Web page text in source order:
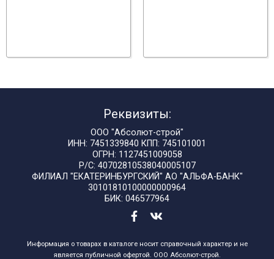
Реквизиты:
ООО "Абсолют-строй"
ИНН: 7451339840 КПП: 745101001
ОГРН: 1127451009058
Р/С: 40702810538040005107
ФИЛИАЛ "ЕКАТЕРИНБУРГСКИЙ" АО "АЛЬФА-БАНК"
30101810100000000964
БИК: 046577964
Информация о товарах в каталоге носит справочный характер и не
является публичной офертой. ООО Абсолют-строй.